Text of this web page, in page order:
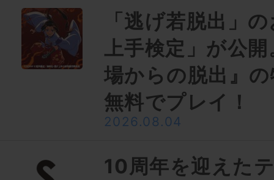
「逃げ若脱出」
上手検定」が公
場からの脱出』
無料でプレイ！
2026.08.04
10周年を迎えた